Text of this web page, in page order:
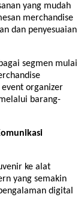
yang mudah
merchandise
dan penyesuaian
segmen mulai
organizer
barang-
ke alat
yang semakin
digital